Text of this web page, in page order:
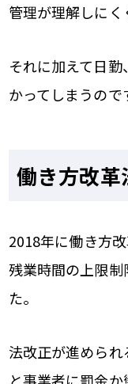
管理が理解しにく
それに加えて日
かってしまうので
働き方改
2018年に働き方
残業時間の上限
た。
法改正が進めら
と事業者に罰金